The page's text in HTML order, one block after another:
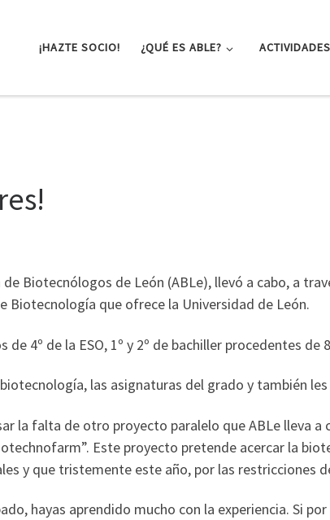
¡HAZTE SOCIO! ¿QUÉ ES ABLE? ACTIVIDADES
de Biotecnólogos de León (ABLe), llevó a cabo, a
Biotecnología que ofrece la Universidad de León.
4º de la ESO, 1º y 2º de bachiller procedentes
las asignaturas del grado y también
la falta de otro proyecto paralelo que ABLe lleva
Este proyecto pretende acercar la
y que tristemente este año, por las restricciones
hayas aprendido mucho con la experiencia. Si